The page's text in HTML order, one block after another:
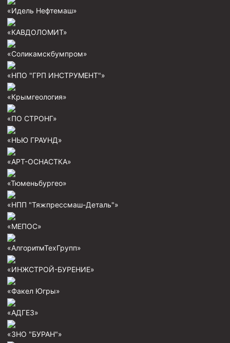
Турбулизаторы типа ЦТ
Кольца ограничительные ПЦ и ЦЦ
Клапаны обратные
Скребки корончатые СК и тросовые СТ
Центраторы колонные
Инструмент для бурения и КРС (ловильный, аварийный)
Шаблоны колонные
Перья гидромониторные
Ерши механические
«Идель Нефтемаш»
«КАВДОЛОМИТ»
«Соликамскбумпром»
«НПО "ГРП ИНСТРУМЕНТ"»
«Крымгеология»
«ПО СТРОНГ»
«НЬЮ ГРАУНД»
«АРТ-ОСНАСТКА»
«Тюменьбургео»
«НПП "Тяжпрессмаш-Деталь"»
«МЕПОС»
«АлгоритмТехГрупп»
«ИНЖСТРОЙ-БУРЕНИЕ»
«Факел Югры»
«АДГЕЗ»
«ЗНО "БУРАН"»